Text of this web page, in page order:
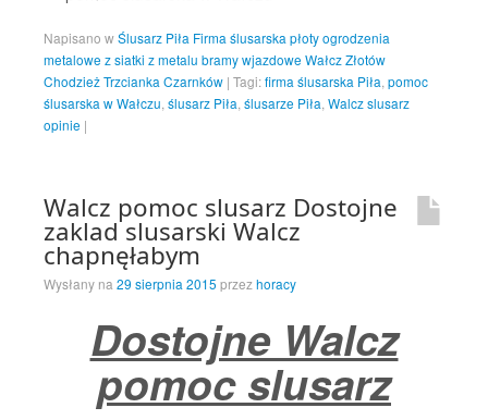
Napisano wŚlusarz Piła Firma ślusarska płoty ogrodzenia
metalowe z siatki z metalu bramy wjazdowe Wałcz Złotów
Chodzież Trzcianka Czarnków | Tagi:firma ślusarska Piła pomoc
ślusarska w Wałczu ślusarz Piła ślusarze Piła Walcz slusarz
opinie |
Walcz pomoc slusarz Dostojne
zaklad slusarski Walcz
chapnęłabym
Wysłany na 29 sierpnia 2015 przezhoracy
Dostojne Walcz
pomoc slusarz